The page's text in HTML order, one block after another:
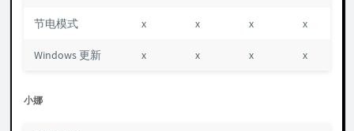
节电模式 x x x x
Windows 更新 x x x x
小娜